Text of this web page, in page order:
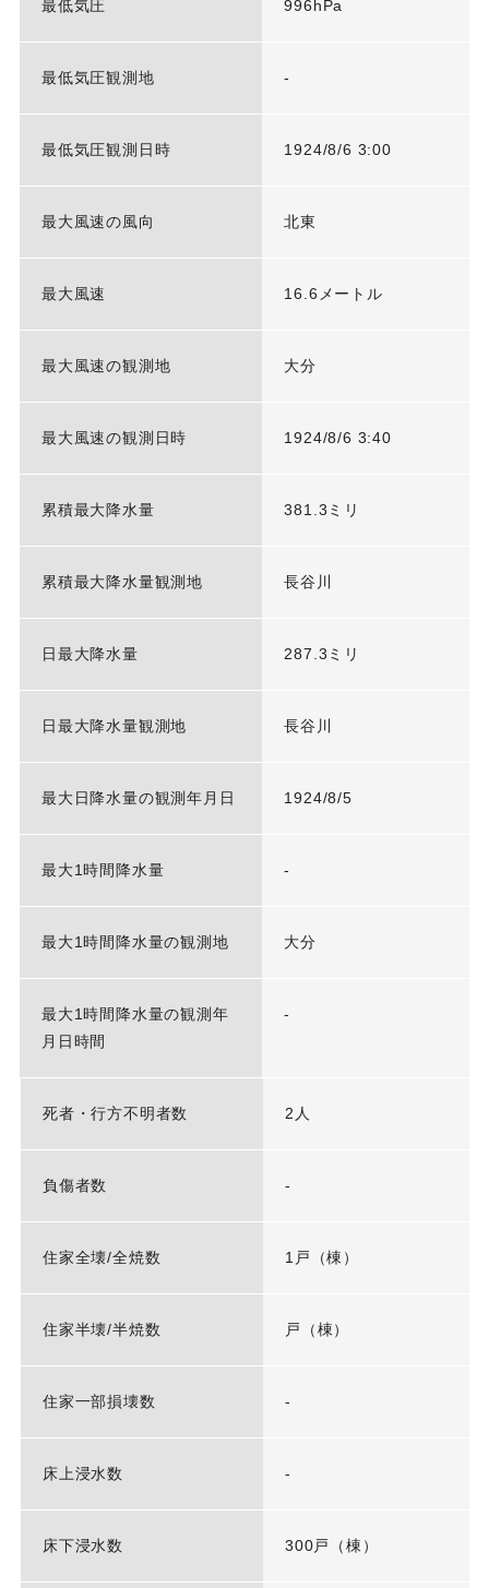
最低気圧 996hPa
最低気圧観測地 -
最低気圧観測日時 1924/8/6 3:00
最大風速の風向 北東
最大風速 16.6メートル
最大風速の観測地 大分
最大風速の観測日時 1924/8/6 3:40
累積最大降水量 381.3ミリ
累積最大降水量観測地 長谷川
日最大降水量 287.3ミリ
日最大降水量観測地 長谷川
最大日降水量の観測年月日 1924/8/5
最大1時間降水量 -
最大1時間降水量の観測地 大分
最大1時間降水量の観測年
月日時間
-
死者・行方不明者数 2人
負傷者数 -
住家全壊/全焼数 1戸（棟）
住家半壊/半焼数 戸（棟）
住家一部損壊数 -
床上浸水数 -
床下浸水数 300戸（棟）